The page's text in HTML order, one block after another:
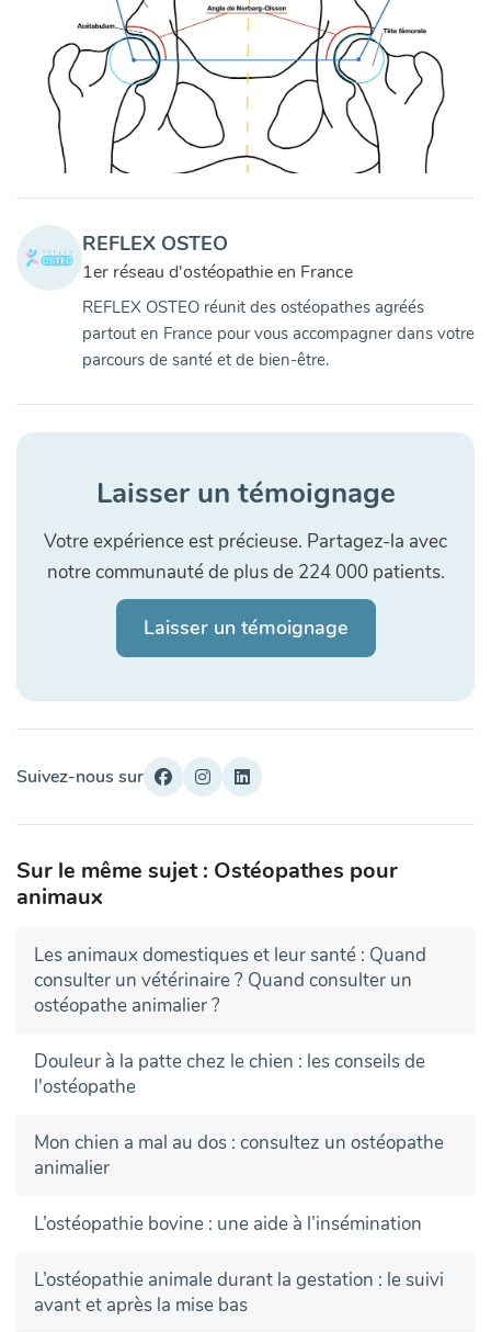
REFLEX OSTEO
1er réseau d'ostéopathie en France
REFLEX OSTEO réunit des ostéopathes agréés
partout en France pour vous accompagner dans votre
parcours de santé et de bien-être.
Laisser un témoignage
Votre expérience est précieuse. Partagez-la avec
notre communauté de plus de 224 000 patients.
Laisser un témoignage
Suivez-nous sur
Sur le même sujet : Ostéopathes pour
animaux
Les animaux domestiques et leur santé : Quand
consulter un vétérinaire ? Quand consulter un
ostéopathe animalier ?
Douleur à la patte chez le chien : les conseils de
l'ostéopathe
Mon chien a mal au dos : consultez un ostéopathe
animalier
L’ostéopathie bovine : une aide à l’insémination
L’ostéopathie animale durant la gestation : le suivi
avant et après la mise bas